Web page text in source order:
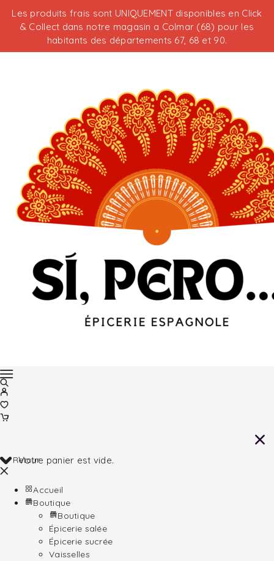
Les produits frais sont UNIQUEMENT disponibles en Click
& Collect dans notre magasin a Colmar (68) pour les
habitants des départements 67, 68 et 90.
Votre panier est vide.
Retour
Accueil
Boutique
Boutique
Épicerie salée
Épicerie sucrée
Vaisselles